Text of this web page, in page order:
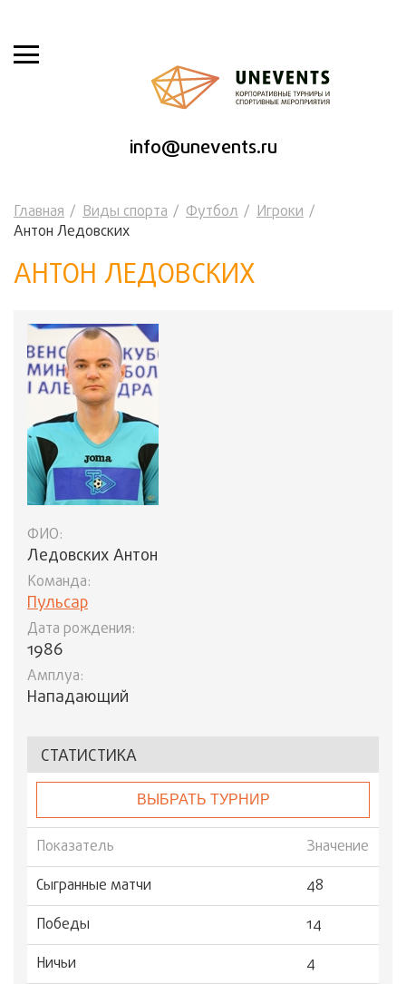
info@unevents.ru
Главная Виды спорта Футбол
Игроки
Антон Ледовских
АНТОН ЛЕДОВСКИХ
ФИО:
Ледовских Антон
Команда:
Пульсар
Дата рождения:
1986
Амплуа:
Нападающий
СТАТИСТИКА
ВЫБРАТЬ ТУРНИР
Показатель
Значение
Сыгранные матчи
48
Победы
14
Ничьи
4